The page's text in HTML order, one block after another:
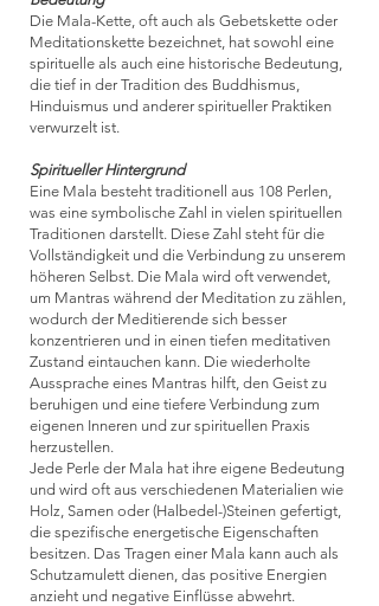
Die Mala-Kette, oft auch als Gebetskette oder
Meditationskette bezeichnet, hat sowohl eine
spirituelle als auch eine historische Bedeutung,
die tief in der Tradition des Buddhismus,
Hinduismus und anderer spiritueller Praktiken
verwurzelt ist.
Spiritueller Hintergrund
Eine Mala besteht traditionell aus 108 Perlen,
was eine symbolische Zahl in vielen spirituellen
Traditionen darstellt. Diese Zahl steht für die
Vollständigkeit und die Verbindung zu unserem
höheren Selbst. Die Mala wird oft verwendet,
um Mantras während der Meditation zu zählen,
wodurch der Meditierende sich besser
konzentrieren und in einen tiefen meditativen
Zustand eintauchen kann. Die wiederholte
Aussprache eines Mantras hilft, den Geist zu
beruhigen und eine tiefere Verbindung zum
eigenen Inneren und zur spirituellen Praxis
herzustellen.
Jede Perle der Mala hat ihre eigene Bedeutung
und wird oft aus verschiedenen Materialien wie
Holz, Samen oder (Halbedel-)Steinen gefertigt,
die spezifische energetische Eigenschaften
besitzen. Das Tragen einer Mala kann auch als
Schutzamulett dienen, das positive Energien
anzieht und negative Einflüsse abwehrt.